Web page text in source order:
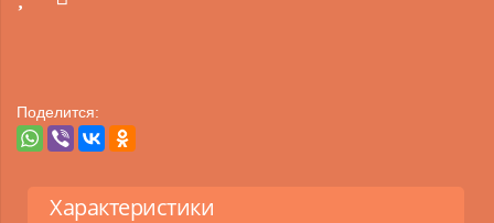
Поделится:
Характеристики